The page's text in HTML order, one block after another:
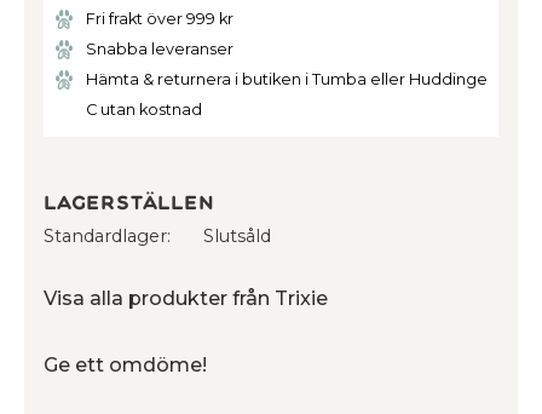
Fri frakt över 999 kr
Snabba leveranser
Hämta & returnera i butiken i Tumba eller Huddinge
C utan kostnad
Lagerställen
Standardlager Slutsåld
Visa alla produkter från Trixie
Ge ett omdöme!